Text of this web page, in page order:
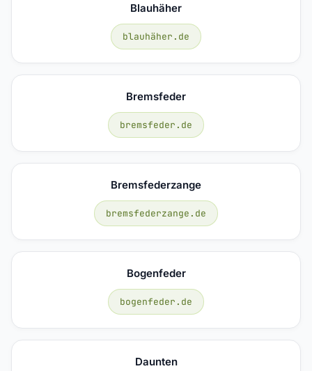
Blauhäher
blauhäher.de
Bremsfeder
bremsfeder.de
Bremsfederzange
bremsfederzange.de
Bogenfeder
bogenfeder.de
Daunten